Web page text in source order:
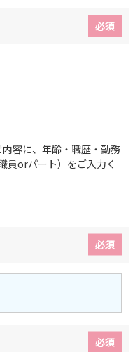
必須
容に、年齢・職歴・勤務
員orパート）をご入力く
必須
必須